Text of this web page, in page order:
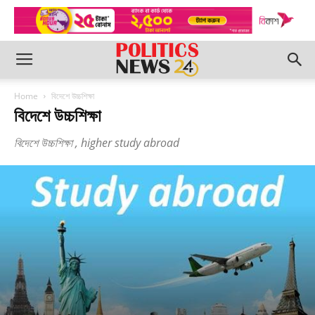
Home বিদেশে উচ্চশিক্ষা
বিদেশে উচ্চশিক্ষা
বিদেশে উচ্চশিক্ষা , higher study abroad